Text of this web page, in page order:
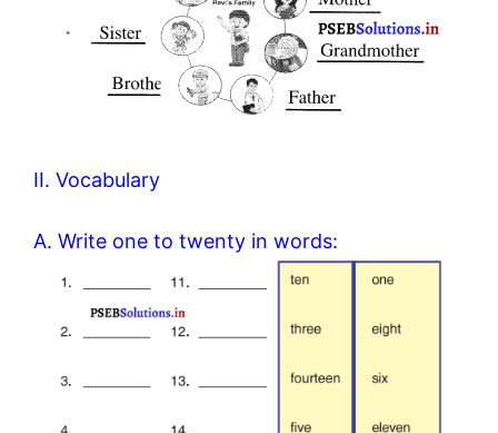
II. Vocabulary
A. Write one to twenty in words: